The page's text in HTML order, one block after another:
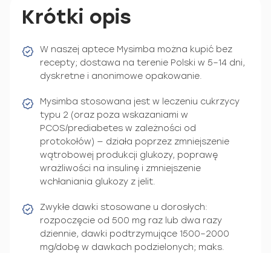
Krótki opis
W naszej aptece Mysimba można kupić bez
recepty; dostawa na terenie Polski w 5–14 dni,
dyskretne i anonimowe opakowanie.
Mysimba stosowana jest w leczeniu cukrzycy
typu 2 (oraz poza wskazaniami w
PCOS/prediabetes w zależności od
protokołów) — działa poprzez zmniejszenie
wątrobowej produkcji glukozy, poprawę
wrażliwości na insulinę i zmniejszenie
wchłaniania glukozy z jelit.
Zwykłe dawki stosowane u dorosłych:
rozpoczęcie od 500 mg raz lub dwa razy
dziennie, dawki podtrzymujące 1500–2000
mg/dobę w dawkach podzielonych; maks.